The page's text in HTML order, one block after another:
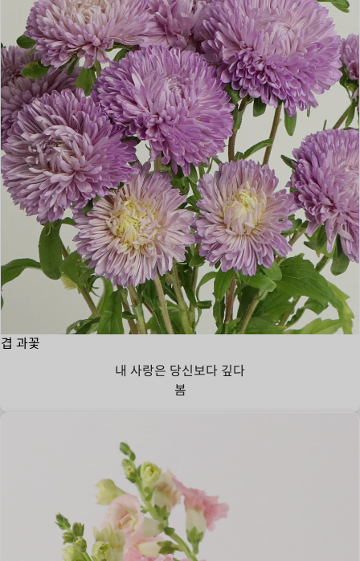
겹 과꽃
내 사랑은 당신보다 깊다
봄